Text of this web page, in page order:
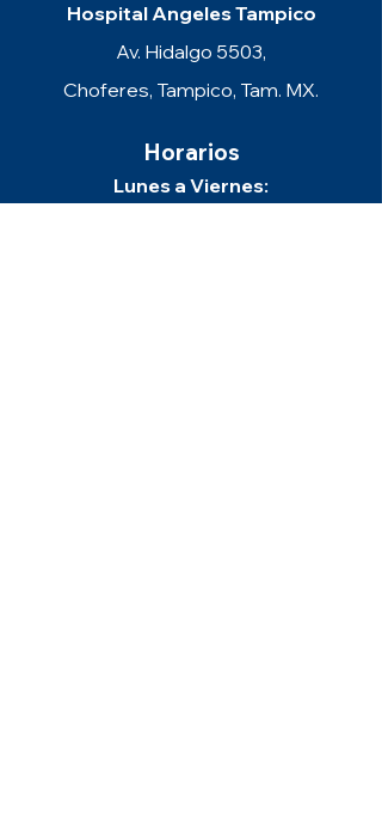
Hospital Angeles Tampico
Av. Hidalgo 5503,
Choferes, Tampico, Tam. MX.
Horarios
Lunes a Viernes: